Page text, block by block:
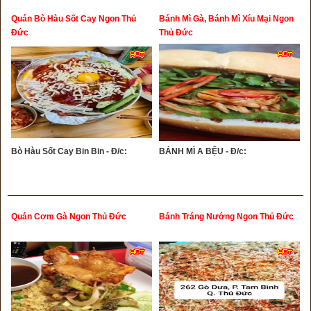
Quán Bò Hàu Sốt Cay Ngon Thủ
Đức
Bò Hàu Sốt Cay Bin Bin - Đ/c:
Bánh Mì Gà, Bánh Mì Xíu Mại Ngon
Thủ Đức
BÁNH MÌ A BỆU - Đ/c:
Quán Cơm Gà Ngon Thủ Đức Bánh Tráng Nướng Ngon Thủ Đức